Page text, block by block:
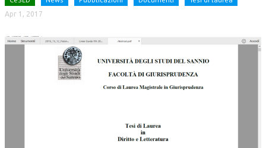
CENTRO STUDI
ATTO COSTITUTIVO E STATUTO
ORGANIZZAZIONE
OBIETTIVI
Apr 1, 2017